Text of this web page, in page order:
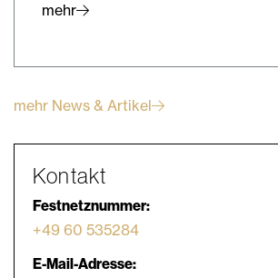
mehr
mehr News & Artikel
Kontakt
Festnetznummer:
+49 60 535284
E-Mail-Adresse: